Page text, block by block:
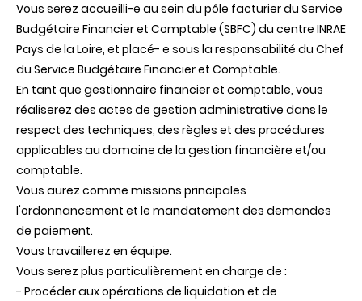
Vous serez accueilli-e au sein du pôle facturier du Service
Budgétaire Financier et Comptable (SBFC) du centre INRAE
Pays de la Loire, et placé- e sous la responsabilité du Chef
du Service Budgétaire Financier et Comptable.
En tant que gestionnaire financier et comptable, vous
réaliserez des actes de gestion administrative dans le
respect des techniques, des règles et des procédures
applicables au domaine de la gestion financière et/ou
comptable.
Vous aurez comme missions principales
l'ordonnancement et le mandatement des demandes
de paiement.
Vous travaillerez en équipe.
Vous serez plus particulièrement en charge de :
- Procéder aux opérations de liquidation et de